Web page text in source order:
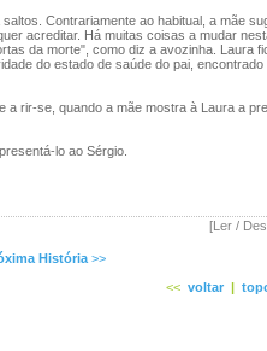
Contrariamente ao habitual, a mãe
acreditar. Há muitas coisas a mudar
da morte", como diz a avozinha. Laura
do estado de saúde do pai,
rir-se, quando a mãe mostra à Laura a
lo ao Sérgio.
[Ler /
História >>
<< voltar |